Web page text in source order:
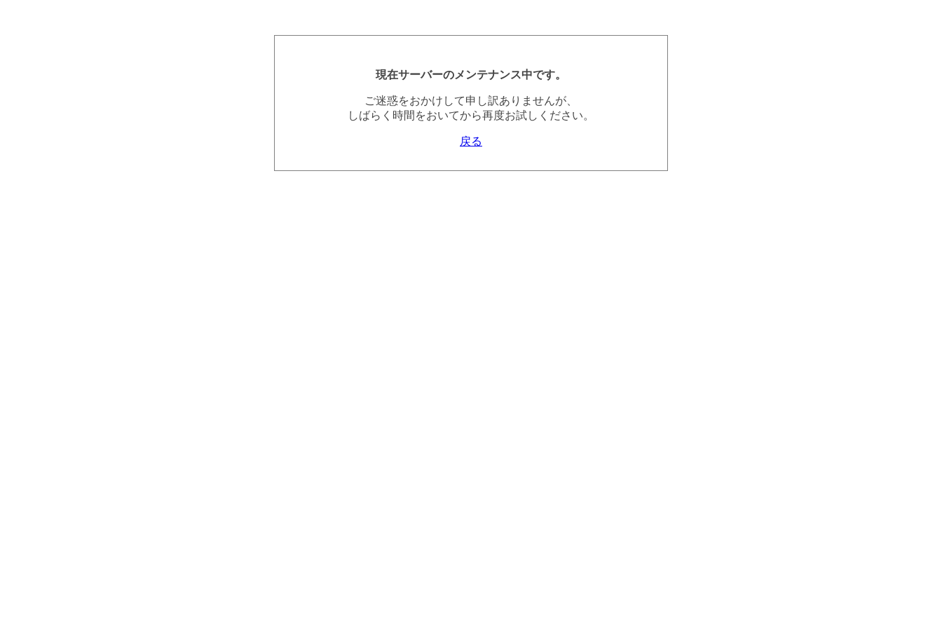
現在サーバーのメンテナンス中です。
ご迷惑をおかけして申し訳ありませんが、
しばらく時間をおいてから再度お試しください。
戻る